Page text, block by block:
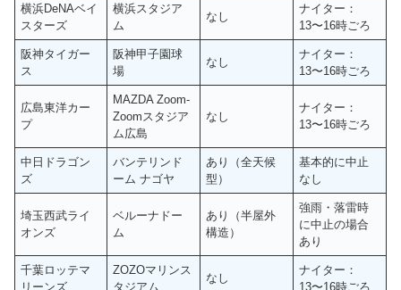
横浜DeNAベイ
スターズ
横浜スタジア
ム
なし
ナイター：
13〜16時ごろ
阪神タイガー
ス
阪神甲子園球
場
なし
ナイター：
13〜16時ごろ
広島東洋カー
プ
MAZDA Zoom-
Zoomスタジア
ム広島
なし
ナイター：
13〜16時ごろ
中日ドラゴン
ズ
バンテリンド
ーム ナゴヤ
あり（全天候
型）
基本的に中止
なし
埼玉西武ライ
オンズ
ベルーナドー
ム
あり（半屋外
構造）
強雨・落雷時
に中止の場合
あり
千葉ロッテマ
リーンズ
ZOZOマリンス
タジアム
なし
ナイター：
13〜16時ごろ